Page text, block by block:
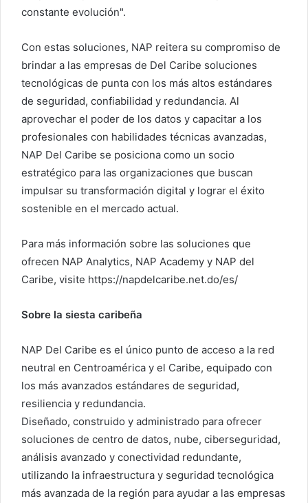
constante evolución".
Con estas soluciones, NAP reitera su compromiso de
brindar a las empresas de Del Caribe soluciones
tecnológicas de punta con los más altos estándares
de seguridad, confiabilidad y redundancia. Al
aprovechar el poder de los datos y capacitar a los
profesionales con habilidades técnicas avanzadas,
NAP Del Caribe se posiciona como un socio
estratégico para las organizaciones que buscan
impulsar su transformación digital y lograr el éxito
sostenible en el mercado actual.
Para más información sobre las soluciones que
ofrecen NAP Analytics, NAP Academy y NAP del
Caribe, visite https://napdelcaribe.net.do/es/
Sobre la siesta caribeña
NAP Del Caribe es el único punto de acceso a la red
neutral en Centroamérica y el Caribe, equipado con
los más avanzados estándares de seguridad,
resiliencia y redundancia.
Diseñado, construido y administrado para ofrecer
soluciones de centro de datos, nube, ciberseguridad,
análisis avanzado y conectividad redundante,
utilizando la infraestructura y seguridad tecnológica
más avanzada de la región para ayudar a las empresas